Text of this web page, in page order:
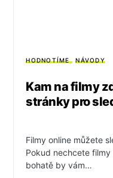
HODNOTÍME NÁVODY
Kam na filmy
stránky pro
Filmy online můžete
Pokud nechcete
bohatě by vám…